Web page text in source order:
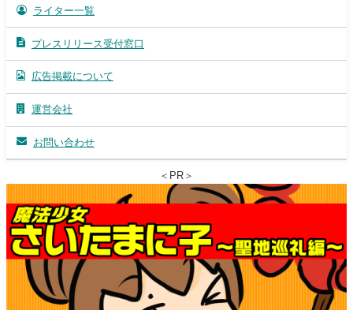
ライター一覧
プレスリリース受付窓口
広告掲載について
運営会社
お問い合わせ
＜PR＞